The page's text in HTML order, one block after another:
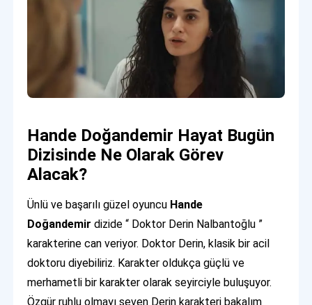
Hande Doğandemir Hayat Bugün
Dizisinde Ne Olarak Görev
Alacak?
Ünlü ve başarılı güzel oyuncu Hande
Doğandemir dizide “ Doktor Derin Nalbantoğlu ”
karakterine can veriyor. Doktor Derin, klasik bir acil
doktoru diyebiliriz. Karakter oldukça güçlü ve
merhametli bir karakter olarak seyirciyle buluşuyor.
Özgür ruhlu olmayı seven Derin karakteri bakalım